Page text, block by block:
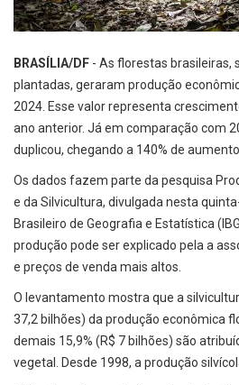
BRASÍLIA/DF - As florestas brasileiras,
plantadas, geraram produção
2024. Esse valor representa
ano anterior. Já em comparação com
duplicou, chegando a 140% de aumento.
Os dados fazem parte da pesquisa
e da Silvicultura, divulgada nesta
Brasileiro de Geografia e Estatística
produção pode ser explicado pela a
e preços de venda mais altos.
O levantamento mostra que a
37,2 bilhões) da produção econômica
demais 15,9% (R$ 7 bilhões) são
vegetal. Desde 1998, a produção